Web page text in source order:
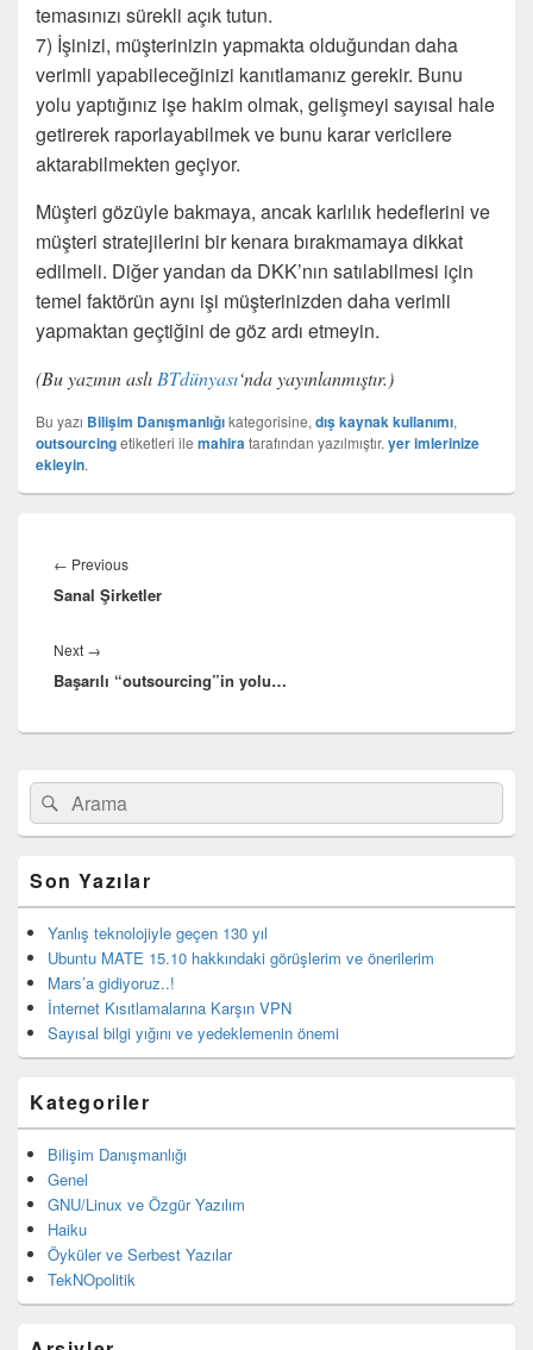
temasınızı sürekli açık tutun.
7) İşinizi, müşterinizin yapmakta olduğundan daha
verimli yapabileceğinizi kanıtlamanız gerekir. Bunu
yolu yaptığınız işe hakim olmak, gelişmeyi sayısal hale
getirerek raporlayabilmek ve bunu karar vericilere
aktarabilmekten geçiyor.
Müşteri gözüyle bakmaya, ancak karlılık hedeflerini ve
müşteri stratejilerini bir kenara bırakmamaya dikkat
edilmeli. Diğer yandan da DKK’nın satılabilmesi için
temel faktörün aynı işi müşterinizden daha verimli
yapmaktan geçtiğini de göz ardı etmeyin.
(Bu yazının aslı BTdünyası‘nda yayınlanmıştır.)
Bu yazı Bilişim Danışmanlığıkategorisine, dış kaynak kullanımı,
outsourcingetiketleri ile mahiratarafından yazılmıştır. yer imlerinize
ekleyin.
gezinmesi
← PreviousPrevious
post:
Sanal Şirketler
Next →
post:
Başarılı “outsourcing”in yolu…
Birincil
bar
eklenti
Search
for:
Ara
Son Yazılar
Yanlış teknolojiyle geçen 130 yıl
Ubuntu MATE 15.10 hakkındaki görüşlerim ve önerilerim
Mars’a gidiyoruz..!
İnternet Kısıtlamalarına Karşın VPN
Sayısal bilgi yığını ve yedeklemenin önemi
Kategoriler
Bilişim Danışmanlığı
Genel
GNU/Linux ve Özgür Yazılım
Haiku
Öyküler ve Serbest Yazılar
TekNOpolitik